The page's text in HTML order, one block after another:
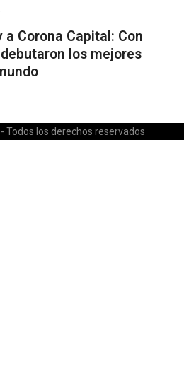
a Corona Capital: Con
los mejores
- Todos los derechos reservados